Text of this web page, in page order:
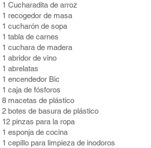
1 Cucharadita de arroz
1 recogedor de masa
1 cucharón de sopa
1 tabla de carnes
1 cuchara de madera
1 abridor de vino
1 abrelatas
1 encendedor Bic
1 caja de fósforos
8 macetas de plástico
2 botes de basura de plástico
12 pinzas para la ropa
1 esponja de cocina
1 cepillo para limpieza de inodoros